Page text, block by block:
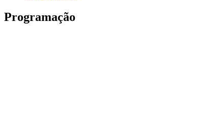
Programação